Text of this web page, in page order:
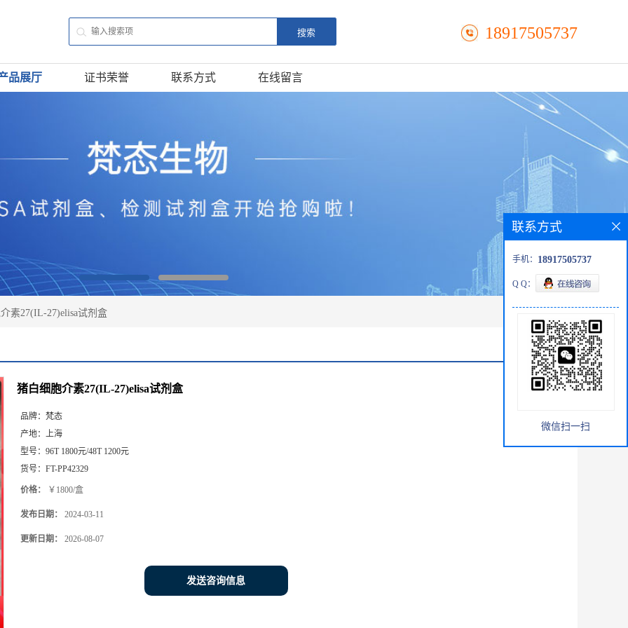
18917505737
品展厅 证书荣誉 联系方式 在线留言
素27(IL-27)elisa试剂盒
猪白细胞介素27(IL-27)elisa试剂盒
品牌： 梵态
产地： 上海
型号： 96T 1800元/48T 1200元
货号： FT-PP42329
价格： ￥1800/盒
发布日期： 2024-03-11
更新日期： 2026-08-07
发送咨询信息
联系方式
手机： 18917505737
Q Q：
微信扫一扫